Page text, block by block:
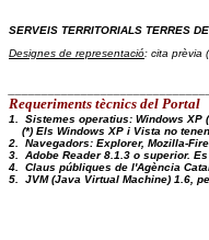
SERVEIS TERRITORIALS TERRES
Designes de representació: cita prèvia
Requeriments tècnics del Portal
1.  Sistemes operatius: Windows
(*) Els Windows XP i Vista no
2.  Navegadors: Explorer, Mozilla-
3.  Adobe Reader 8.1.3 o superior.
4.  Claus públiques de l'Agència
5.  JVM (Java Virtual Machine) 1.6,